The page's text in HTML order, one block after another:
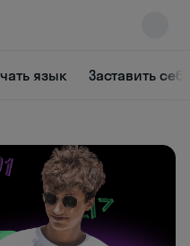
язык Заставить